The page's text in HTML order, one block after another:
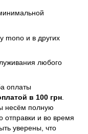
mono и в других
любого
оплаты
в 100 грн.
несём полную
отправки и во время
уверены, что